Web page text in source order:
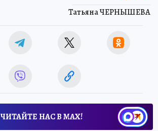
Татьяна ЧЕРНЫШЕВА
ЧИТАЙТЕ НАС В МАХ!